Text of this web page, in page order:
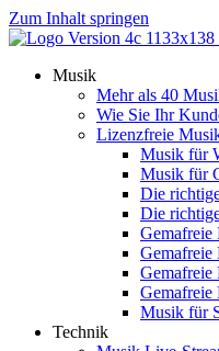
Zum Inhalt springen
Musik
Mehr als 40
Wie Sie Ihr
Lizenzfreie
Musik für
Musik für
Die
Die
Gemafreie
Gemafreie
Musik für
Technik